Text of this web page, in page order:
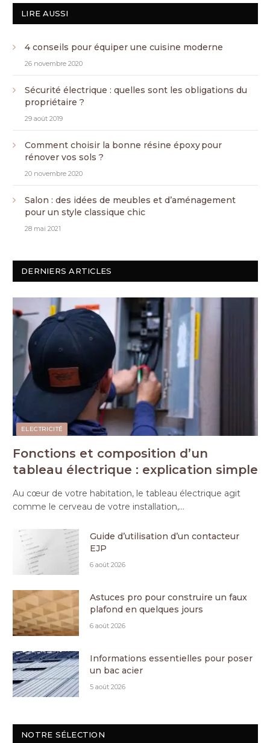
LIRE AUSSI
4 conseils pour équiper une cuisine moderne
26 novembre 2020
Sécurité électrique : quelles sont les obligations du
propriétaire ?
29 août 2019
Comment choisir la bonne résine époxy pour
rénover vos sols ?
20 novembre 2020
Salon : des idées de meubles et d’aménagement
pour un style classique chic
28 mai 2021
DERNIERS ARTICLES
ELECTRICITÉ
Fonctions et composition d’un
tableau électrique : explication simple
Au cœur de votre habitation, le tableau électrique agit
comme le cerveau de votre installation,…
Guide d’utilisation d’un contacteur
EJP
6 août 2026
Astuces pro pour construire un faux
plafond en quelques jours
6 août 2026
Informations essentielles pour poser
un bac acier
5 août 2026
NOTRE SÉLECTION